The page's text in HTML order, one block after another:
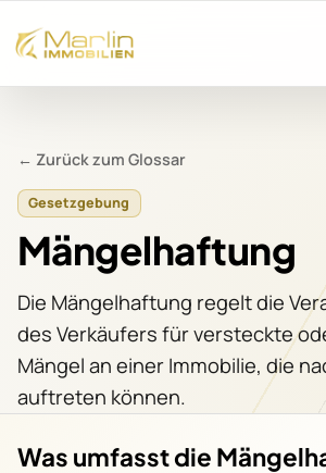
← Zurück zum Glossar
Gesetzgebung
Mängelhaftung
Die Mängelhaftung regelt die
des Verkäufers für versteckte
Mängel an einer Immobilie, die
auftreten können.
Was umfasst die